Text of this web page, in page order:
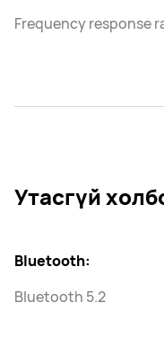
Frequency response
Утасгүй
Bluetooth:
Bluetooth 5.2